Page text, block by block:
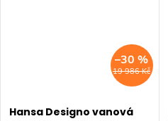
19 986 Kč
–30 %
Hansa Designo vanová